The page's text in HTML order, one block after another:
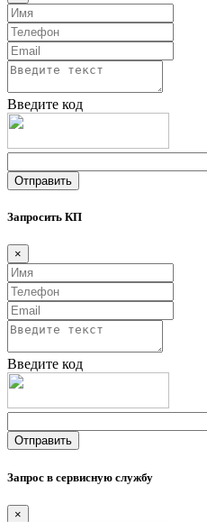
Введите код
Запросить КП
×
Введите код
Запрос в сервисную службу
×